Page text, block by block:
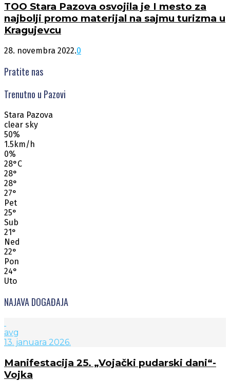
TOO Stara Pazova osvojila je I mesto za
najbolji promo materijal na sajmu turizma u
Kragujevcu
28. novembra 2022.0
Pratite nas
Trenutno u Pazovi
Stara Pazova
clear sky
50%
1.5km/h
0%
28°C
28°
28°
27°
Pet
25°
Sub
21°
Ned
22°
Pon
24°
Uto
NAJAVA DOGAĐAJA
avg
13. januara 2026.
Manifestacija 25. „Vojački pudarski dani“-
Vojka